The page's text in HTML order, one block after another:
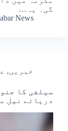
گی۔ یہ…
News
خبریں,
سیلفی کا
دریائے نیل